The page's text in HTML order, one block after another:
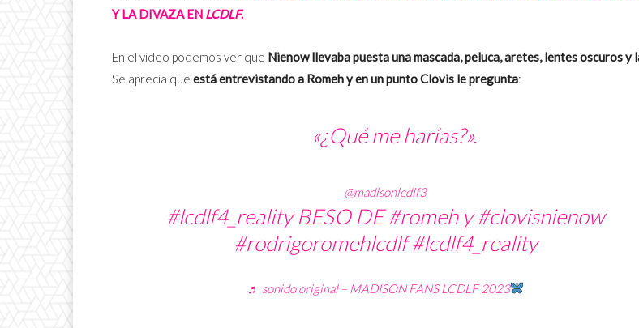
Y LA DIVAZA EN LCDLF.
En el video podemos ver que Nienow llevaba puesta una mascada, peluca, aretes, lentes oscuros y
Se aprecia que está entrevistando a Romeh y en un punto Clovis le pregunta:
«¿Qué me harías?».
@madisonlcdlf3
#lcdlf4_realityBESO DE#romehy#clovisnienow
#rodrigoromehlcdlf#lcdlf4_reality
♬ sonido original – MADISON FANS LCDLF 2023